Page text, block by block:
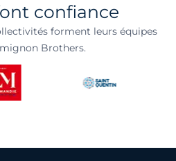
confiance
forment leurs équipes
Brothers.